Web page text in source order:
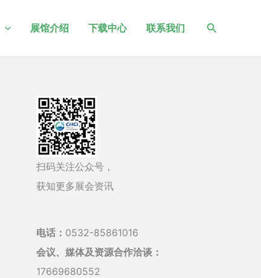
展馆介绍 下载中心 联系我们
搜
扫码关注公众号，
获知更多展会资讯
电话： 0532-85861016
会议、媒体及资源合作洽谈：
17669680552